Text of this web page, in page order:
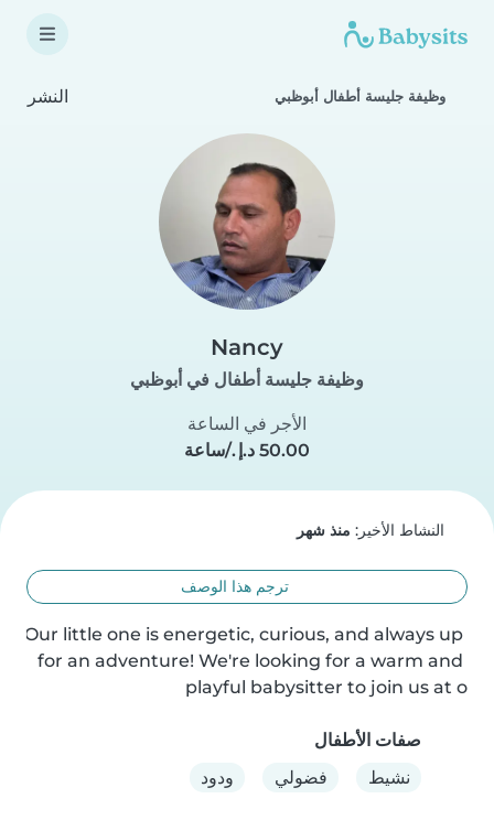
وظيفة جليسة أطفال أبوظبي النشر
Nancy
وظيفة جليسة أطفال في أبوظبي
الأجر في الساعة
النشاط الأخير: منذ شهر
ترجم هذا الوصف
Our little one is energetic, curious, and always up
for an adventure! We're looking for a warm and
playful babysitter to join us at o
صفات الأطفال
نشيط
فضولي ودود